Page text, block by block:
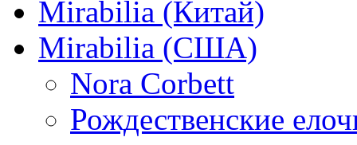
Mirabilia (Китай)
Mirabilia (США)
Nora Corbett
Рождественские